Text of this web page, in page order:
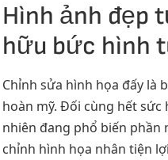
Hình ảnh đẹp
hữu bức hình
Chỉnh sửa hình họa đấy
hoàn mỹ. Đối cùng hết
nhiên đang phổ biến
chỉnh hình họa nhân tiện